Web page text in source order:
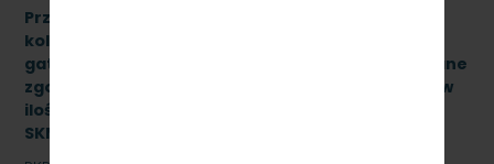
Przetarg nieograniczony na zakup i dostawę szyn
kolejowych 49E1 o jednostkowej długości 30 mb,
gatunek stali R260, odmiana ”S”, klasa AX wykonane
zgodnie z normą PN-EN 13674-1 ILK3d – 518/03/07 w
ilości (37,043Ton) – 25 sztuk, znak:
SKMMU.086.54.22.